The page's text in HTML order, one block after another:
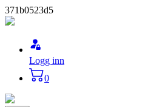
371b0523d5
Logg inn
0